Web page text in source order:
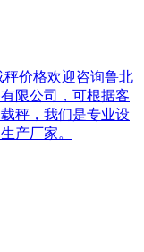
价格欢迎咨询鲁北
限公司，可根据客
秤，我们是专业设
产厂家。